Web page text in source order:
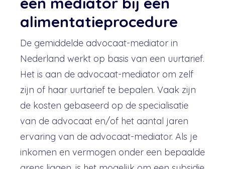
alimentatieprocedure
De gemiddelde advocaat-mediator in
Nederland werkt op basis van een uurtarief.
Het is aan de advocaat-mediator om zelf
zijn of haar uurtarief te bepalen. Vaak zijn
de kosten gebaseerd op de specialisatie
van de advocaat en/of het aantal jaren
ervaring van de advocaat-mediator. Als je
inkomen en vermogen onder een bepaalde